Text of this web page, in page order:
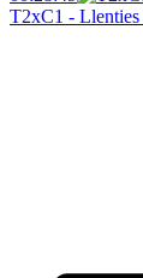
T2xC1 - Llenties